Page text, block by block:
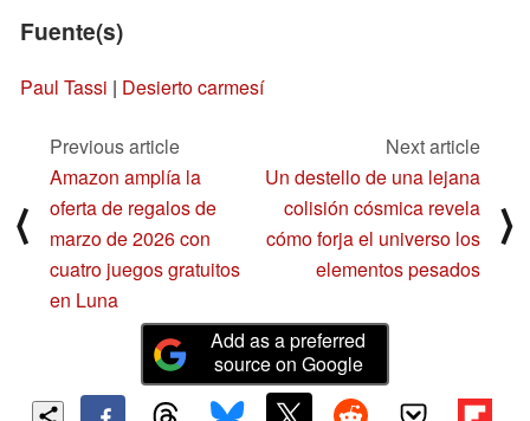
Fuente(s)
Paul Tassi | Desierto carmesí
⟨
Previous article
Amazon amplía la
oferta de regalos de
marzo de 2026 con
cuatro juegos gratuitos
en Luna
Next article
Un destello de una lejana
colisión cósmica revela
cómo forja el universo los
elementos pesados
⟩
Add as a preferred
source on Google